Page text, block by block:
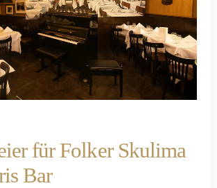
für Folker Skulima
Bar